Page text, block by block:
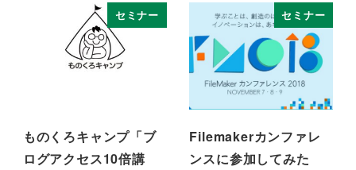
セミナー
ものくろキャンプ「ブ
ログアクセス10倍講
セミナー
Filemakerカンファレ
ンスに参加してみた